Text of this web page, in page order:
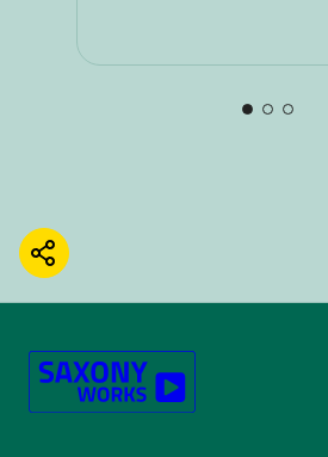
ПОДЕЛИТЬСЯ